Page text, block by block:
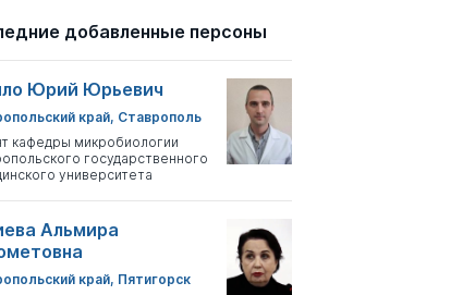
добавленные персоны
Юрий Юрьевич
край, Ставрополь
кафедры микробиологии
государственного
университета
Альмира
край, Пятигорск